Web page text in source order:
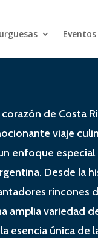
Eventos
de Costa
viaje
enfoque
Desde la
rincones
amplia variedad
esencia única de